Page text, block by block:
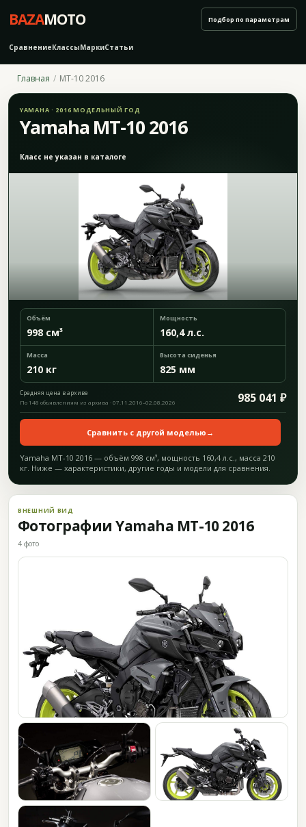
BAZAMOTO
СравнениеКлассыМаркиСтатьи
Подбор по параметрам
Главная MT-10 2016
YAMAHA · 2016 МОДЕЛЬНЫЙ ГОД
Yamaha MT-10 2016
Класс не указан в каталоге
Объём
998 см³
Мощность
160,4 л.с.
Масса
210 кг
Высота сиденья
825 мм
Средняя цена в архиве 985 041 ₽
По 148 объявлениям из архива · 07.11.2016–02.08.2026
Сравнить с другой моделью →
Yamaha MT-10 2016 — объём 998 см³, мощность 160,4 л.с., масса 210
кг. Ниже — характеристики, другие годы и модели для сравнения.
ВНЕШНИЙ ВИД
Фотографии Yamaha MT-10 2016
4 фото